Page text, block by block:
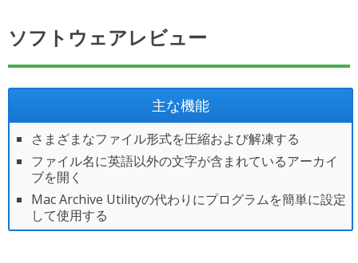
ソフトウェアレビュー
主な機能
さまざまなファイル形式を圧縮および解凍する
ファイル名に英語以外の文字が含まれているアーカイ
ブを開く
Mac Archive Utilityの代わりにプログラムを簡単に設定
して使用する